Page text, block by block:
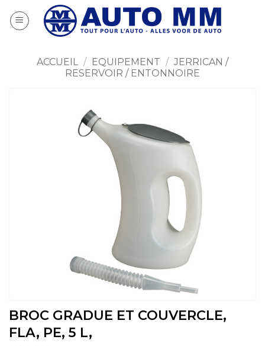
au
ACCUEIL / EQUIPEMENT / JERRICAN /
RESERVOIR / ENTONNOIRE
BROC GRADUE ET COUVERCLE,
FLA, PE, 5 L,